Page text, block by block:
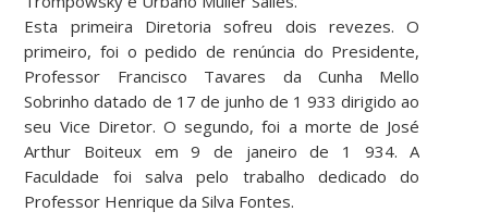
Esta primeira Diretoria sofreu dois revezes. O
primeiro, foi o pedido de renúncia do Presidente,
Professor Francisco Tavares da Cunha Mello
Sobrinho datado de 17 de junho de 1 933 dirigido ao
seu Vice Diretor. O segundo, foi a morte de José
Arthur Boiteux em 9 de janeiro de 1 934. A
Faculdade foi salva pelo trabalho dedicado do
Professor Henrique da Silva Fontes.